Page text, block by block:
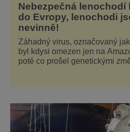
Nebezpečná lenochodí
do Evropy, lenochodi
nevinně!
Záhadný virus, označovaný
byl kdysi omezen jen na
poté co prošel genetickými
silnější, šíří po celé Americe a